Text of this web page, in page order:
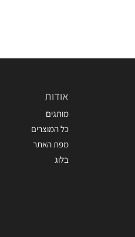
אודות
מותגים
כל המוצרים
מפת האתר
בלוג